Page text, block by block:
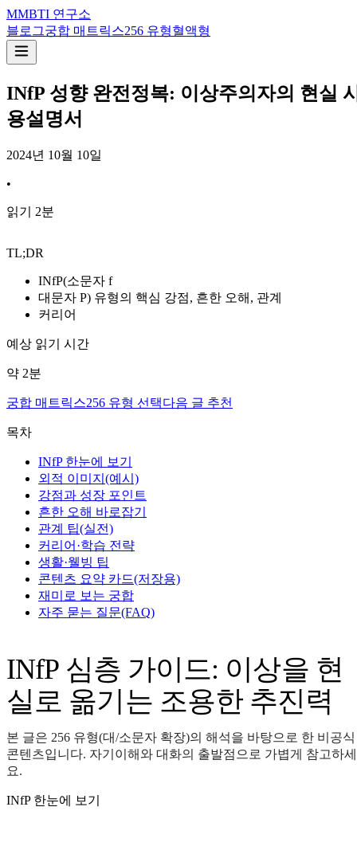
MMBTI 연구소
블로그궁합 매트릭스256 유형혈액형
INfP 성향 완전정복: 이상주의자의 현실
용설명서
2024년 10월 10일
•
읽기 2분
TL;DR
INfP(소문자 f
대문자 P) 유형의 핵심 강점, 흔한 오해, 관계
커리어
예상 읽기 시간
약 2분
궁합 매트릭스256 유형 선택다음 글 추천
목차
INfP 한눈에 보기
외적 이미지(예시)
강점과 성장 포인트
흔한 오해 바로잡기
관계 팁(실전)
커리어·학습 전략
생활·웰빙 팁
콘텐츠 요약 카드(저장용)
재미로 보는 궁합
자주 묻는 질문(FAQ)
INfP 심층 가이드: 이상을 현
실로 옮기는 조용한 추진력
본 글은 256 유형(대/소문자 확장)의 해석을 바탕으로 한 비공식
콘텐츠입니다. 자기이해와 대화의 출발점으로 가볍게 참고하세
요.
INfP 한눈에 보기